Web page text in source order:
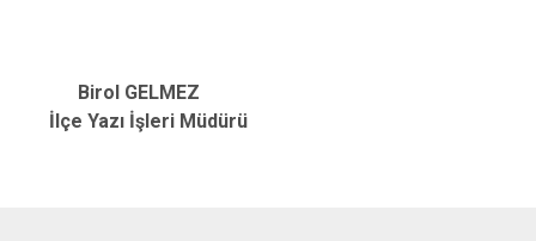
Birol GELMEZ
İlçe Yazı İşleri Müdürü